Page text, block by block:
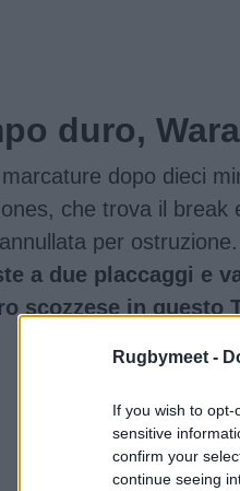
Rugbymeet -
If you wish to
sensitive
confirm your
continue seeing
duro,
dopo dieci
che trova il
per ostruzione.
a due placcaggi e
scozzese in questo